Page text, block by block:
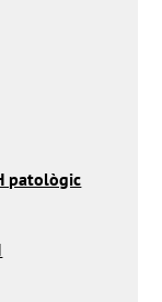
patològic